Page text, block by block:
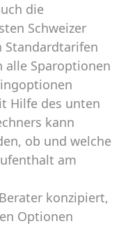
die
Schweizer
Standardtarifen
alle Sparoptionen
Hilfe des unten
kann
ob und welche
am
konzipiert,
Optionen